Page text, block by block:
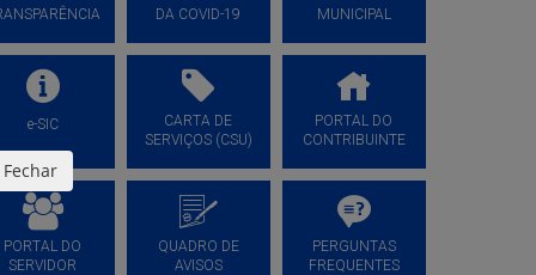
DA COVID-19
MUNICIPAL
e-SIC
CARTA DE
SERVIÇOS (CSU)
PORTAL DO
CONTRIBUINTE
PORTAL DO
SERVIDOR
QUADRO DE
AVISOS
PERGUNTAS
FREQUENTES
Fechar